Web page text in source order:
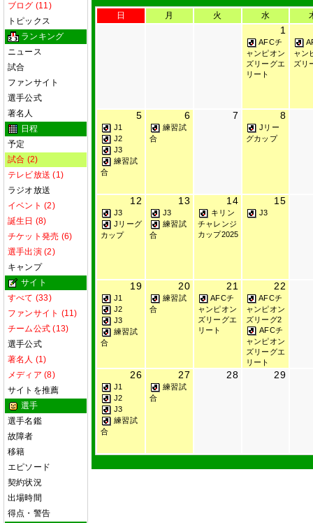
ブログ (11)
トピックス
ランキング
ニュース
試合
ファンサイト
選手公式
著名人
日程
予定
試合 (2)
テレビ放送 (1)
ラジオ放送
イベント (2)
誕生日 (8)
チケット発売 (6)
選手出演 (2)
キャンプ
サイト
すべて (33)
ファンサイト (11)
チーム公式 (13)
選手公式
著名人 (1)
メディア (8)
サイトを推薦
選手
選手名鑑
故障者
移籍
エピソード
契約状況
出場時間
得点・警告
日 月 火 水
1
AFCチ
ャンピオン
ズリーグエ
リート
ャン
ズリ
5
J1
J2
J3
練習試
合
6
練習試
合
7 8
Jリー
グカップ
12
J3
Jリーグ
カップ
13
J3
練習試
合
14
キリン
チャレンジ
カップ2025
15
J3
19
J1
J2
J3
練習試
合
20
練習試
合
21
AFCチ
ャンピオン
ズリーグエ
リート
22
AFCチ
ャンピオン
ズリーグ2
AFCチ
ャンピオン
ズリーグエ
リート
26
J1
J2
J3
練習試
合
27
練習試
合
28 29